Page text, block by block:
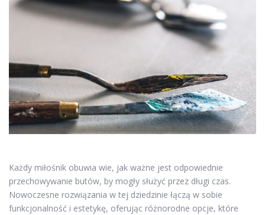
Każdy miłośnik obuwia wie, jak ważne jest odpowiednie
przechowywanie butów, by mogły służyć przez długi czas.
Nowoczesne rozwiązania w tej dziedzinie łączą w sobie
funkcjonalność i estetykę, oferując różnorodne opcje, które